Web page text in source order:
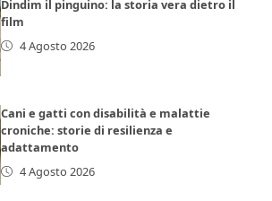
Dindim il pinguino: la storia vera dietro il
film
4 Agosto 2026
Cani e gatti con disabilità e malattie
croniche: storie di resilienza e
adattamento
4 Agosto 2026